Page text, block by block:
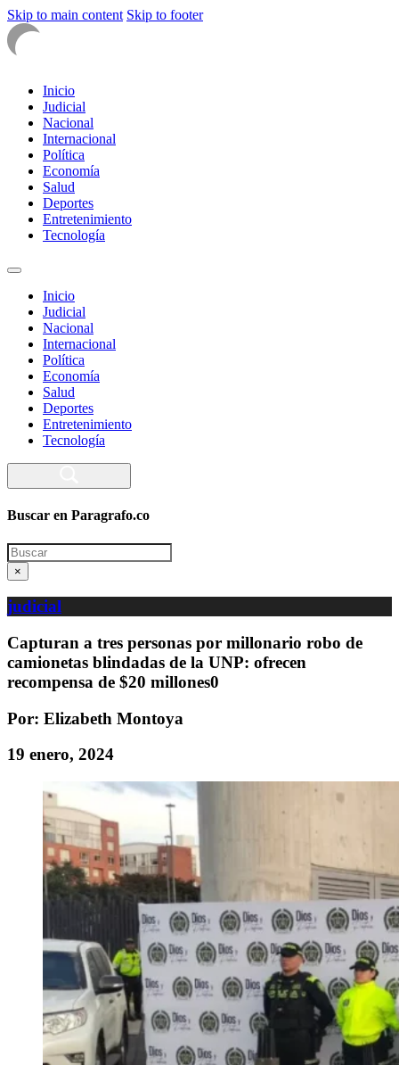
Skip to main content Skip to footer
Inicio
Judicial
Nacional
Internacional
Política
Economía
Salud
Deportes
Entretenimiento
Tecnología
Inicio
Judicial
Nacional
Internacional
Política
Economía
Salud
Deportes
Entretenimiento
Tecnología
Buscar en Paragrafo.co
Search
×
judicial
Capturan a tres personas por millonario robo de
camionetas blindadas de la UNP: ofrecen
recompensa de $20 millones0
Por: Elizabeth Montoya
19 enero, 2024